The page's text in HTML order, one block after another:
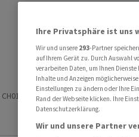
CH0189396655
Ihre Privatsphäre ist uns
Wir und unsere 293-Partner
auf Ihrem Gerät zu. Durch Auswahl
verarbeiten Daten, um Ihnen
Inhalte und Anzeigen
Einstellungen zu ändern oder Ihre
Rand der Webseite klicken. Ihre
Datenschutzerklärung.
Wir und unsere Partner